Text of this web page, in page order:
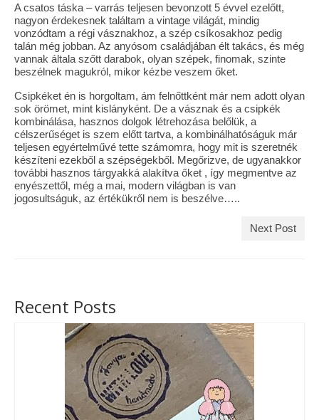
A csatos táska – varrás teljesen bevonzott 5 évvel ezelőtt,
nagyon érdekesnek találtam a vintage világát, mindig
vonzódtam a régi vásznakhoz, a szép csíkosakhoz pedig
talán még jobban. Az anyósom családjában élt takács, és még
vannak általa szőtt darabok, olyan szépek, finomak, szinte
beszélnek magukról, mikor kézbe veszem őket.
Csipkéket én is horgoltam, ám felnőttként már nem adott olyan
sok örömet, mint kislányként. De a vásznak és a csipkék
kombinálása, hasznos dolgok létrehozása belőlük, a
célszerűséget is szem előtt tartva, a kombinálhatóságuk már
teljesen egyértelművé tette számomra, hogy mit is szeretnék
készíteni ezekből a szépségekből. Megőrizve, de ugyanakkor
további hasznos tárgyakká alakítva őket , így megmentve az
enyészettől, még a mai, modern világban is van
jogosultságuk, az értékükről nem is beszélve…..
Next Post
Recent Posts